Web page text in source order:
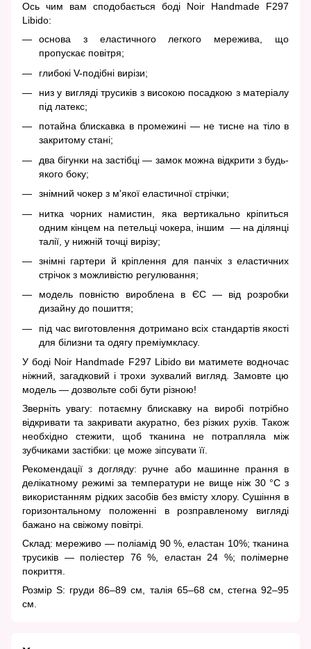
Ось чим вам сподобається боді Noir Handmade F297
Libido:
основа з еластичного легкого мережива, що
пропускає повітря;
глибокі V-подібні вирізи;
низ у вигляді трусиків з високою посадкою з матеріалу
під латекс;
потайна блискавка в промежині — не тисне на тіло в
закритому стані;
два бігунки на застібці — замок можна відкрити з будь-
якого боку;
знімний чокер з м'якої еластичної стрічки;
нитка чорних намистин, яка вертикально кріпиться
одним кінцем на петельці чокера, іншим — на ділянці
талії, у нижній точці вирізу;
знімні гартери й кріплення для панчіх з еластичних
стрічок з можливістю регулювання;
модель повністю вироблена в ЄС — від розробки
дизайну до пошиття;
під час виготовлення дотримано всіх стандартів якості
для білизни та одягу преміумкласу.
У боді Noir Handmade F297 Libido ви матимете водночас
ніжний, загадковий і трохи зухвалий вигляд. Замовте цю
модель — дозвольте собі бути різною!
Зверніть увагу: потаємну блискавку на виробі потрібно
відкривати та закривати акуратно, без різких рухів. Також
необхідно стежити, щоб тканина не потрапляла між
зубчиками застібки: це може зіпсувати її.
Рекомендації з догляду: ручне або машинне прання в
делікатному режимі за температури не вище ніж 30 °C з
використанням рідких засобів без вмісту хлору. Сушіння в
горизонтальному положенні в розправленому вигляді
бажано на свіжому повітрі.
Склад: мереживо — поліамід 90 %, еластан 10%; тканина
трусиків — поліестер 76 %, еластан 24 %; полімерне
покриття.
Розмір S: груди 86–89 см, талія 65–68 см, стегна 92–95
см.